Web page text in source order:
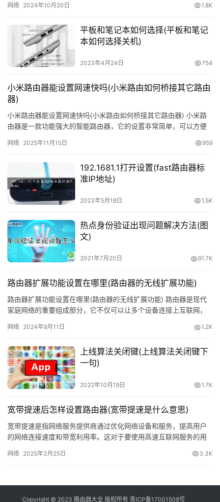
由
品
路
由
器
更
设置完成
上网，为主要设置之一]
WAN口连接类型为：PPPoE(其他设置请参考下图或默
认选择)
网络 2024年10月20日 1.8K
平板和笔记本如何选择(平板和笔记
本如何选择关机)
2023年4月24日 754
小米路由器能设置网速快吗(小米路由如何桥接其它路由
器)
小米路由器能设置网速快吗(小米路由如何桥接其它路由器) 小米路
由器是一款功能强大的智能路由器，它的设置非常简单，可以方便
器…
网络 2025年11月15日 959
192.1681.1打开设置(fast路由器标
准IP地址)
2023年5月18日 1.5K
热点身份验证出现问题解决方法(图
文)
2021年7月20日 91.7K
路由器扩展功能设置在哪里(路由器的无线扩展功能)
路由器扩展功能设置在哪里(路由器的无线扩展功能) 路由器是现代
家庭网络的重要组成部分，它不仅可以让多个设备连接上互联网，
就…
网络 2024年9月11日 1.2K
上线算法关闭键(上线算法关闭键下
一句)
2022年10月19日 1.7K
宽带提速后怎样设置路由器(宽带提速是什么意思)
宽带提速是指网络服务提供商通过优化网络设备和服务，提高用户
的网络连接速度和带宽利用率。这对于要使用高速互联网服务的用
户，更是…
网络 2025年3月25日 3.3K
Copyright © 2023 路由器大全 版权所有 青ICP备17001508号